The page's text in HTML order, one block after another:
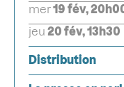
mer19 fév,
jeu 20 fév, 13h30
Distribution